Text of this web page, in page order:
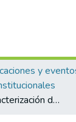
Análisis y caracterización de los sectores priorizados por CONCYTEC: a través de una metodología de benchmarking